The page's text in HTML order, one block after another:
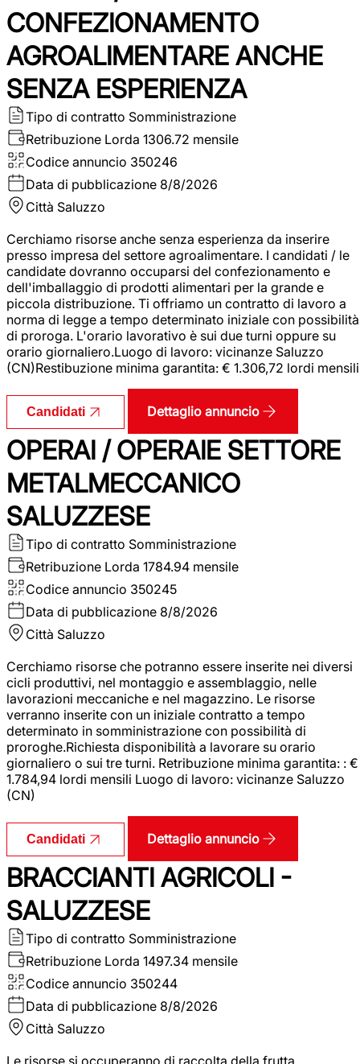
CONFEZIONAMENTO
AGROALIMENTARE ANCHE
SENZA ESPERIENZA
Tipo di contratto Somministrazione
Retribuzione Lorda 1306.72 mensile
Codice annuncio 350246
Data di pubblicazione 8/8/2026
Città Saluzzo
Cerchiamo risorse anche senza esperienza da inserire
presso impresa del settore agroalimentare. I candidati / le
candidate dovranno occuparsi del confezionamento e
dell'imballaggio di prodotti alimentari per la grande e
piccola distribuzione. Ti offriamo un contratto di lavoro a
norma di legge a tempo determinato iniziale con possibilità
di proroga. L'orario lavorativo è sui due turni oppure su
orario giornaliero.Luogo di lavoro: vicinanze Saluzzo
(CN)Restibuzione minima garantita: € 1.306,72 lordi mensili
Candidati Dettaglio annuncio
OPERAI / OPERAIE SETTORE
METALMECCANICO
SALUZZESE
Tipo di contratto Somministrazione
Retribuzione Lorda 1784.94 mensile
Codice annuncio 350245
Data di pubblicazione 8/8/2026
Città Saluzzo
Cerchiamo risorse che potranno essere inserite nei diversi
cicli produttivi, nel montaggio e assemblaggio, nelle
lavorazioni meccaniche e nel magazzino. Le risorse
verranno inserite con un iniziale contratto a tempo
determinato in somministrazione con possibilità di
proroghe.Richiesta disponibilità a lavorare su orario
giornaliero o sui tre turni. Retribuzione minima garantita: : €
1.784,94 lordi mensili Luogo di lavoro: vicinanze Saluzzo
(CN)
Candidati Dettaglio annuncio
BRACCIANTI AGRICOLI -
SALUZZESE
Tipo di contratto Somministrazione
Retribuzione Lorda 1497.34 mensile
Codice annuncio 350244
Data di pubblicazione 8/8/2026
Città Saluzzo
Le risorse si occuperanno di raccolta della frutta,